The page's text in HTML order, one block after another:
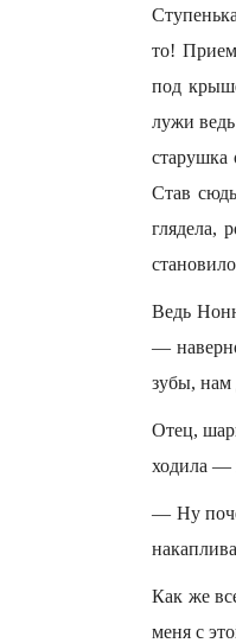
то!
под
лужи
старушка
Став
глядела,
Ведь
—
зубы, нам
Отец,
ходила —
— Ну
Как же
меня с